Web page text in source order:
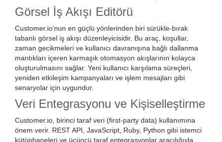
Görsel İş Akışı Editörü
Customer.io’nun en güçlü yönlerinden biri sürükle-bırak
tabanlı görsel iş akışı düzenleyicisidir. Bu araç, koşullar,
zaman gecikmeleri ve kullanıcı davranışına bağlı dallanma
mantıkları içeren karmaşık otomasyon akışlarının kolayca
oluşturulmasını sağlar. Yeni kullanıcı karşılama süreçleri,
yeniden etkileşim kampanyaları ve işlem mesajları gibi
senaryolar için uygundur.
Veri Entegrasyonu ve Kişiselleştirme
Customer.io, birinci taraf veri (first-party data) kullanımına
önem verir. REST API, JavaScript, Ruby, Python gibi istemci
kütüphaneleri ve üçüncü taraf entegrasyonlar aracılığıyla